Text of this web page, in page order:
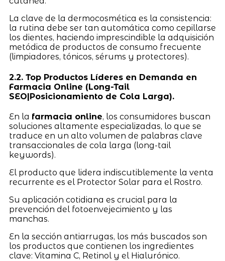
La clave de la dermocosmética es la consistencia:
la rutina debe ser tan automática como cepillarse
los dientes, haciendo imprescindible la adquisición
metódica de productos de consumo frecuente
(limpiadores, tónicos, sérums y protectores).
2.2. Top Productos Líderes en Demanda en
Farmacia Online (Long-Tail
SEO|Posicionamiento de Cola Larga).
En la farmacia online, los consumidores buscan
soluciones altamente especializadas, lo que se
traduce en un alto volumen de palabras clave
transaccionales de cola larga (long-tail
keywords).
El producto que lidera indiscutiblemente la venta
recurrente es el Protector Solar para el Rostro.
Su aplicación cotidiana es crucial para la
prevención del fotoenvejecimiento y las
manchas.
En la sección antiarrugas, los más buscados son
los productos que contienen los ingredientes
clave: Vitamina C, Retinol y el Hialurónico.